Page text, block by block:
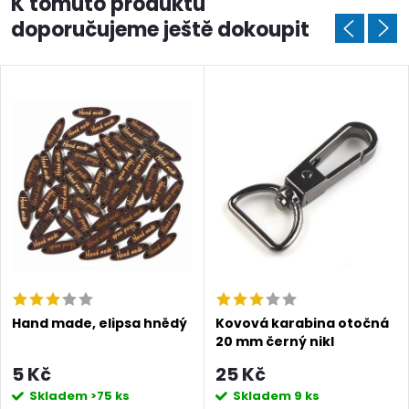
doporučujeme ještě dokoupit
Hand made, elipsa hnědý
5 Kč
Skladem >75 ks
Kovová karabina otočná
20 mm černý nikl
25 Kč
Skladem 9 ks